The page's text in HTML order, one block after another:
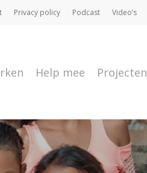
Privacy policy Podcast Video’s
Help mee Projecten